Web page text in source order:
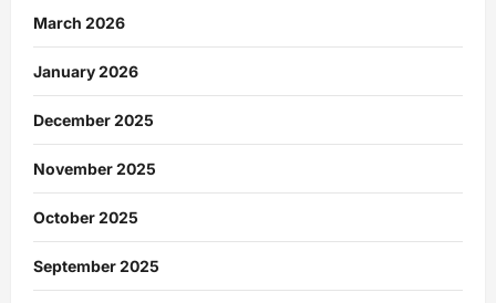
March 2026
January 2026
December 2025
November 2025
October 2025
September 2025